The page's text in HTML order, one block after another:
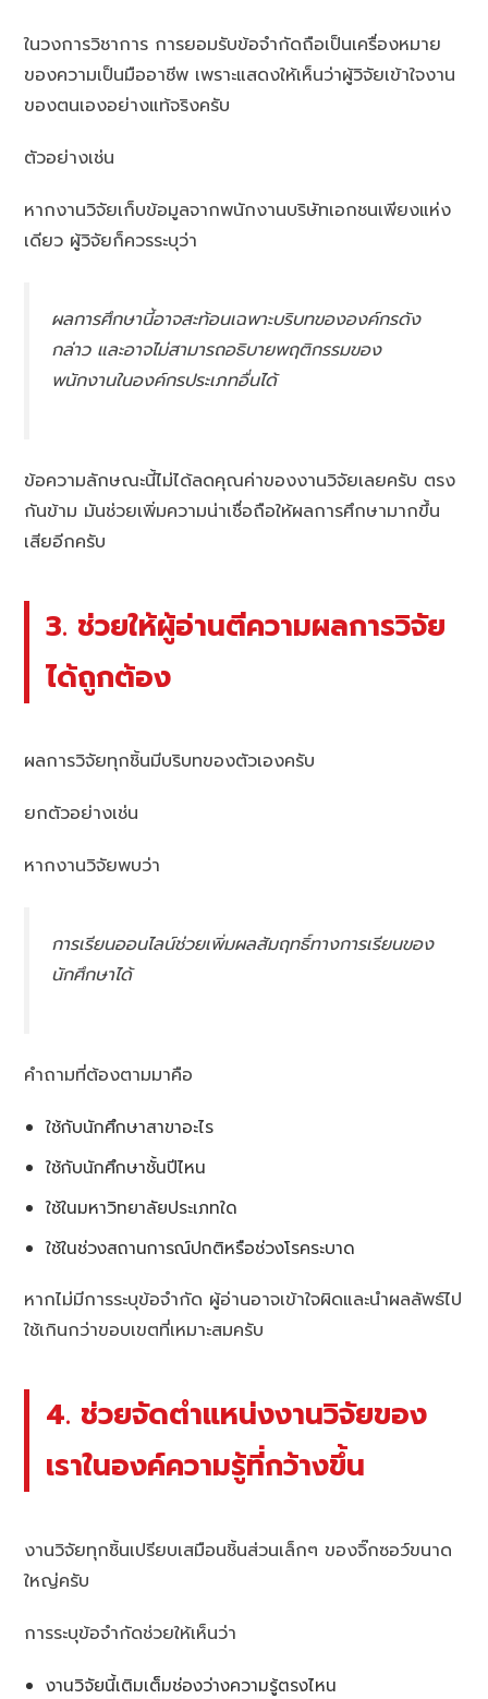
ในวงการวิชาการ การยอมรับข้อจำกัดถือเป็นเครื่องหมาย
ของความเป็นมืออาชีพ เพราะแสดงให้เห็นว่าผู้วิจัยเข้าใจงาน
ของตนเองอย่างแท้จริงครับ
ตัวอย่างเช่น
หากงานวิจัยเก็บข้อมูลจากพนักงานบริษัทเอกชนเพียงแห่ง
เดียว ผู้วิจัยก็ควรระบุว่า
ผลการศึกษานี้อาจสะท้อนเฉพาะบริบทขององค์กรดัง
กล่าว และอาจไม่สามารถอธิบายพฤติกรรมของ
พนักงานในองค์กรประเภทอื่นได้
ข้อความลักษณะนี้ไม่ได้ลดคุณค่าของงานวิจัยเลยครับ ตรง
กันข้าม มันช่วยเพิ่มความน่าเชื่อถือให้ผลการศึกษามากขึ้น
เสียอีกครับ
3. ช่วยให้ผู้อ่านตีความผลการวิจัย
ได้ถูกต้อง
ผลการวิจัยทุกชิ้นมีบริบทของตัวเองครับ
ยกตัวอย่างเช่น
หากงานวิจัยพบว่า
การเรียนออนไลน์ช่วยเพิ่มผลสัมฤทธิ์ทางการเรียนของ
นักศึกษาได้
คำถามที่ต้องตามมาคือ
ใช้กับนักศึกษาสาขาอะไร
ใช้กับนักศึกษาชั้นปีไหน
ใช้ในมหาวิทยาลัยประเภทใด
ใช้ในช่วงสถานการณ์ปกติหรือช่วงโรคระบาด
หากไม่มีการระบุข้อจำกัด ผู้อ่านอาจเข้าใจผิดและนำผลลัพธ์ไป
ใช้เกินกว่าขอบเขตที่เหมาะสมครับ
4. ช่วยจัดตำแหน่งงานวิจัยของ
เราในองค์ความรู้ที่กว้างขึ้น
งานวิจัยทุกชิ้นเปรียบเสมือนชิ้นส่วนเล็กๆ ของจิ๊กซอว์ขนาด
ใหญ่ครับ
การระบุข้อจำกัดช่วยให้เห็นว่า
งานวิจัยนี้เติมเต็มช่องว่างความรู้ตรงไหน